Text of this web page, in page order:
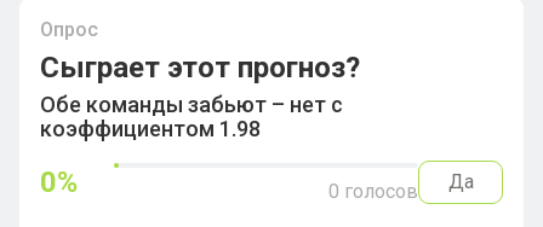
Опрос
Сыграет этот прогноз?
Обе команды забьют – нет с
коэффициентом 1.98
0% 0 голосов Да